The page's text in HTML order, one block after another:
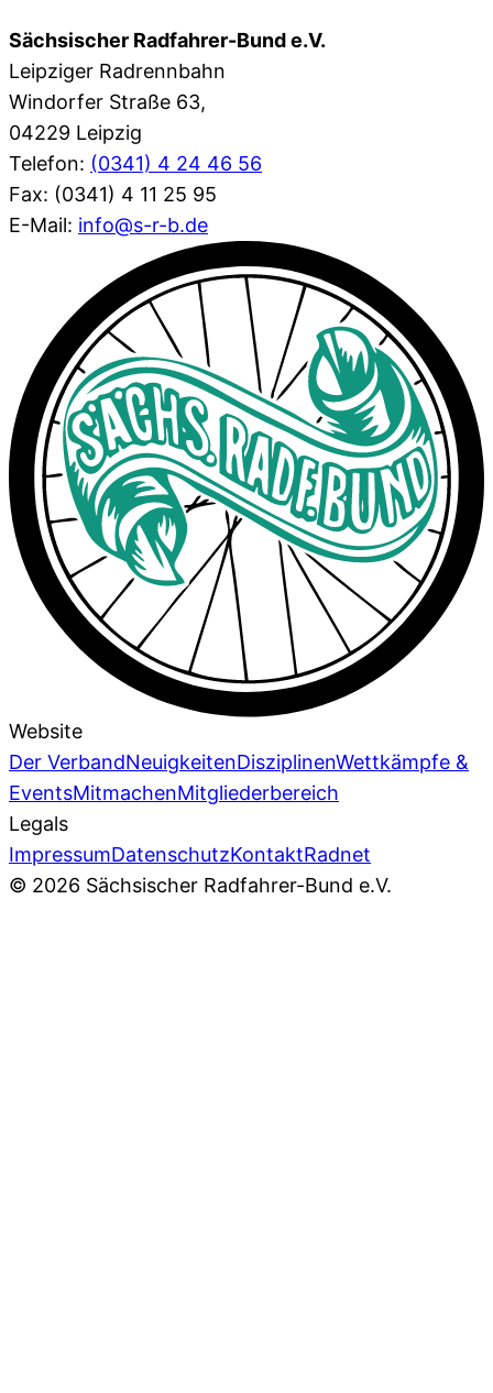
Sächsischer Radfahrer-Bund e.V.
Leipziger Radrennbahn
Windorfer Straße 63,
04229 Leipzig
Telefon: (0341) 4 24 46 56
Fax: (0341) 4 11 25 95
E-Mail: info@s-r-b.de
Website
Der VerbandNeuigkeitenDisziplinenWettkämpfe &
EventsMitmachenMitgliederbereich
Legals
ImpressumDatenschutzKontaktRadnet
© 2026 Sächsischer Radfahrer-Bund e.V.